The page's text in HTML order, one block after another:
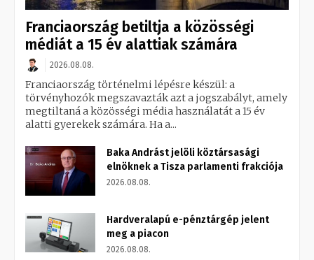
Franciaország betiltja a közösségi
médiát a 15 év alattiak számára
2026.08.08.
Franciaország történelmi lépésre készül: a
törvényhozók megszavazták azt a jogszabályt, amely
megtiltaná a közösségi média használatát a 15 év
alatti gyerekek számára. Ha a...
Baka Andrást jelöli köztársasági
elnöknek a Tisza parlamenti frakciója
2026.08.08.
Hardveralapú e-pénztárgép jelent
meg a piacon
2026.08.08.